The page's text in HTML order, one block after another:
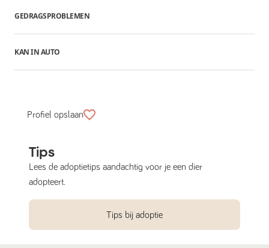
GEDRAGSPROBLEMEN
KAN IN AUTO
Profiel opslaan
Tips
Lees de adoptietips aandachtig voor je een dier
adopteert.
Tips bij adoptie